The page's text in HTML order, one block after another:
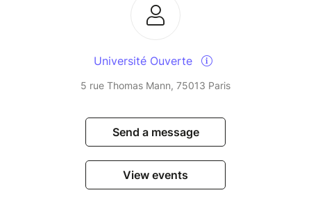
Université Ouverte
5 rue Thomas Mann, 75013 Paris
Send a message
View events